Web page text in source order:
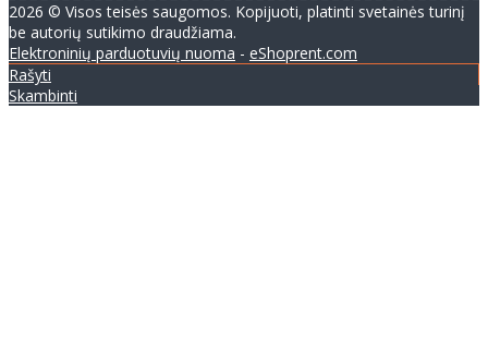
2026 © Visos teisės saugomos. Kopijuoti, platinti svetainės turinį
be autorių sutikimo draudžiama.
Elektroninių parduotuvių nuoma - eShoprent.com
Rašyti
Skambinti